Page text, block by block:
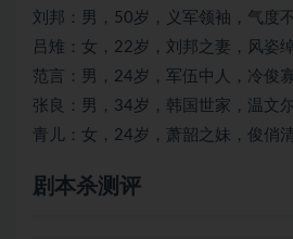
刘邦：男，50岁，义军领袖，气度
吕雉：女，22岁，刘邦之妻，风姿
范言：男，24岁，军伍中人，冷俊
张良：男，34岁，韩国世家，温文
青儿：女，24岁，萧韶之妹，俊俏
剧本杀测评